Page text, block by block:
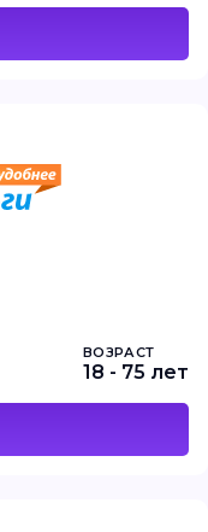
ВОЗРАСТ
18 - 75 лет